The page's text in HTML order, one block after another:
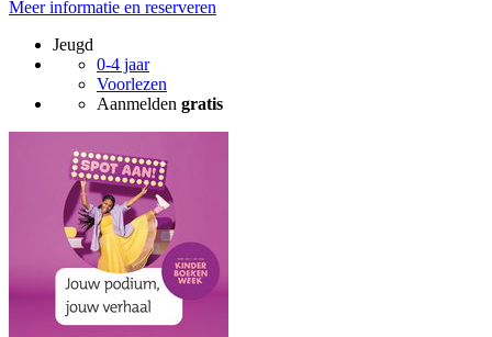
Meer informatie en reserveren
Jeugd
0-4 jaar
Voorlezen
Aanmelden gratis